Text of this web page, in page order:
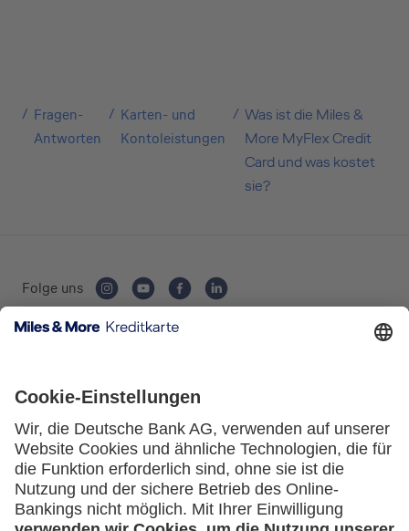
Fragen-
Antworten
Karten- und
Kontoleistungen
Was ist die Miles &
More MyFlex Credit
Card und was kostet
sie?
Folge uns
Service
Unternehmen
(z.B. e.K., Personengesellschaft (inkl. GbR),